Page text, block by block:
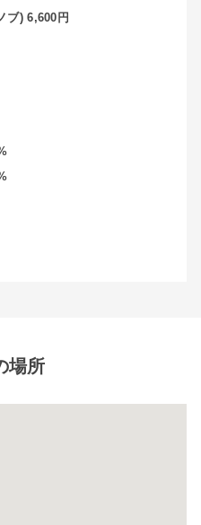
プ
ャー用品や季節もの
ブ) 6,600円
場所